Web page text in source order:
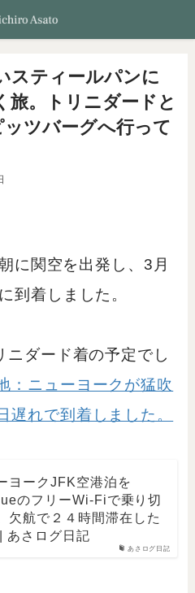
スティールパンに
旅。トリニダードと
ツバーグへ行って
に関空を出発し、3月
到着しました。
ダード着の予定でし
：ニューヨークが猛吹
遅れで到着しました。
あさログ日記
ヨークJFK空港泊を
のフリーWi-Fiで乗り切
欠航で２４時間滞在した
あさログ日記